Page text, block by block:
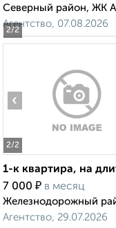
2/2
Северный район, ЖК
Агентство, 07.08.2026
2/2
‹
1-к квартира, на
7 000 ₽ в месяц
Железнодорожный
Агентство, 29.07.2026